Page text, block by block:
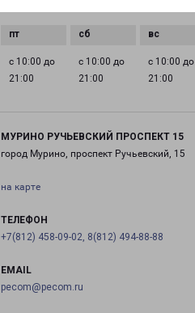
с 10:00 до
21:00
с 10:00 до
21:00
с 10:00 до
21:00
МУРИНО РУЧЬЕВСКИЙ ПРОСПЕКТ 15
город Мурино, проспект Ручьевский, 15
на карте
ТЕЛЕФОН
+7(812) 458-09-02, 8(812) 494-88-88
EMAIL
pecom@pecom.ru